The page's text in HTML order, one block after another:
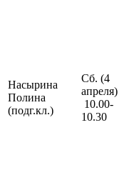
Насырина
Полина
(подг.кл.)
Сб. (4
апреля)
10.00-
10.30